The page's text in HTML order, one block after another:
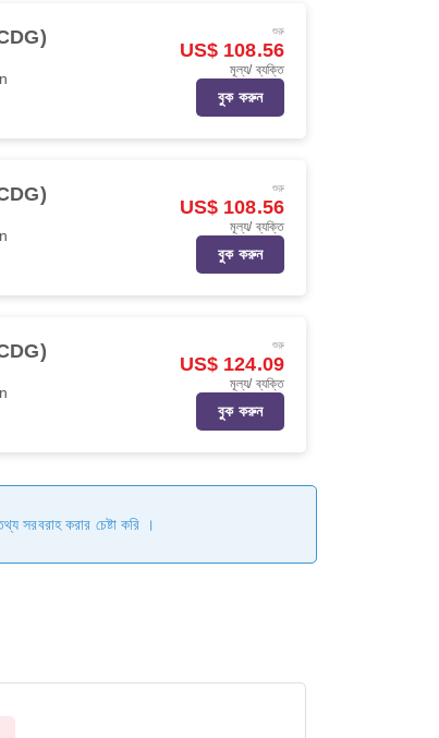
শুরু
US$ 108.56
মূল্য/ ব্যক্তি
বুক করুন
শুরু
US$ 108.56
মূল্য/ ব্যক্তি
বুক করুন
শুরু
US$ 124.09
মূল্য/ ব্যক্তি
বুক করুন
সরবরাহ করার চেষ্টা করি ।